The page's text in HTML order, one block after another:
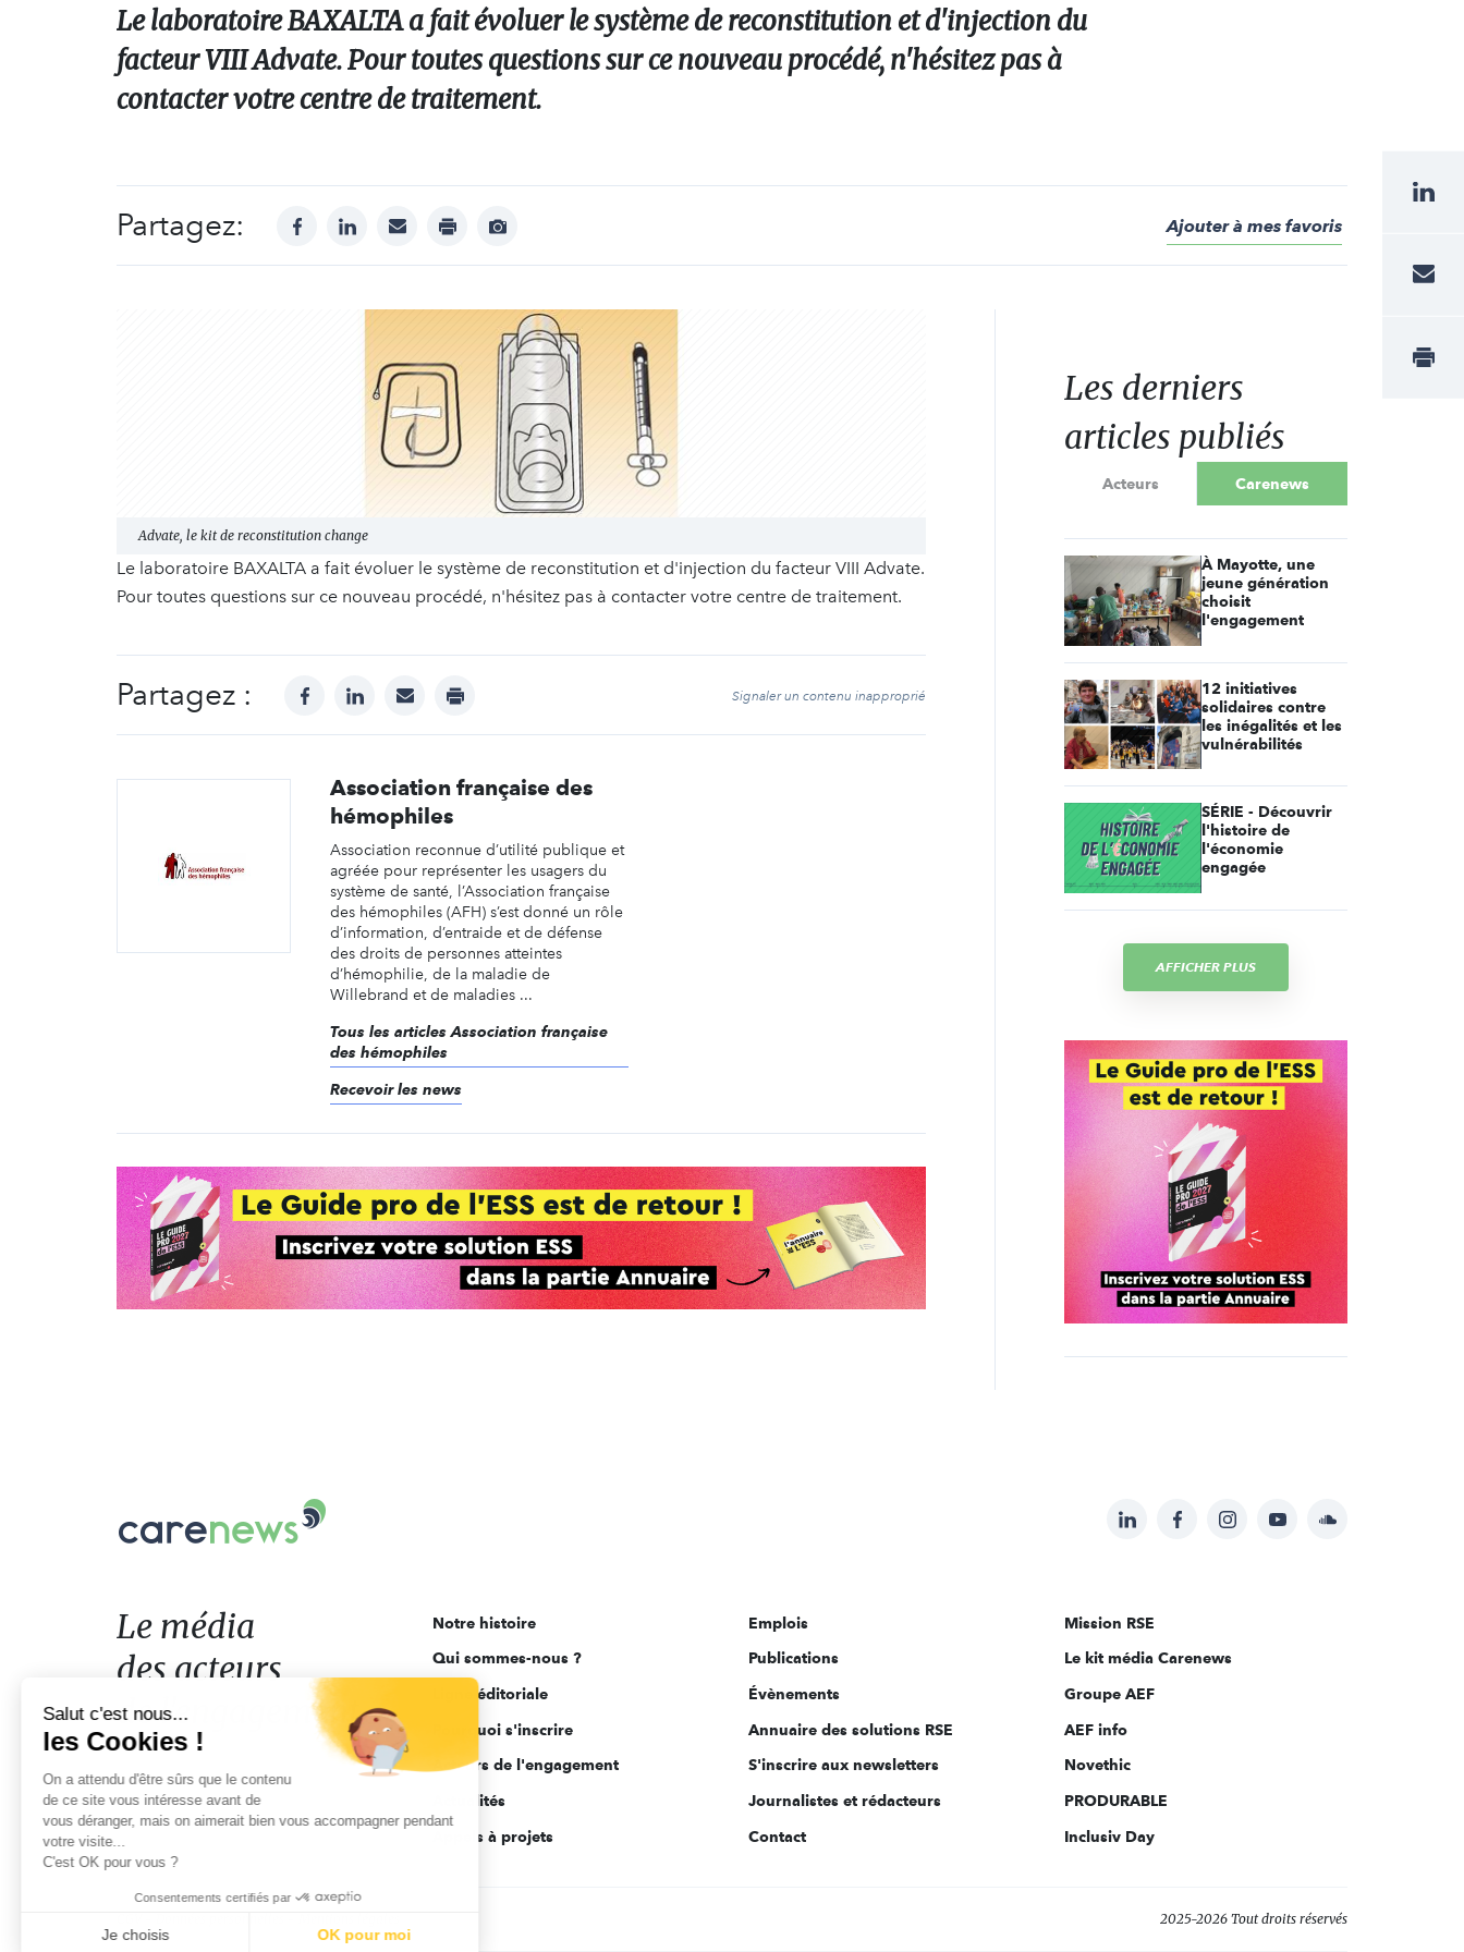
Le laboratoire BAXALTA a fait évoluer le système de reconstitution et d'injection du
facteur VIII Advate. Pour toutes questions sur ce nouveau procédé, n'hésitez pas à
contacter votre centre de traitement.
Partagez: facebooklinkedinmail print
Afficher
Ajouter à mes favoris
Advate, le kit de reconstitution change
Le laboratoire BAXALTA a fait évoluer le système de reconstitution et d'injection du facteur VIII Advate.
Pour toutes questions sur ce nouveau procédé, n'hésitez pas à contacter votre centre de traitement.
Partagez : facebooklinkedinmail print Signaler un contenu inapproprié
Association française des
hémophiles
Association reconnue d’utilité publique et
agréée pour représenter les usagers du
système de santé, l’Association française
des hémophiles (AFH) s’est donné un rôle
d’information, d’entraide et de défense
des droits de personnes atteintes
d’hémophilie, de la maladie de
Willebrand et de maladies ...
Tous les articles Association française
des hémophiles
Recevoir les news
Les derniers
articles publiés
Acteurs Carenews
À Mayotte, une
jeune génération
choisit
l'engagement
12 initiatives
solidaires contre
les inégalités et les
vulnérabilités
SÉRIE - Découvrir
l'histoire de
l'économie
engagée
AFFICHER PLUS
Suivez-
sur:
LinkedInFacebookInstagramYouTubeSoundcloud
Le
acteurs
de
l'engagement
Le média
des acteurs
de l'engagement
Notre histoire
Qui sommes-nous ?
Ligne éditoriale
Pourquoi s'inscrire
Acteurs de l'engagement
Actualités
Appels à projets
Emplois
Publications
Évènements
Annuaire des solutions RSE
S'inscrire aux newsletters
Journalistes et rédacteurs
Contact
Mission RSE
Le kit média Carenews
Groupe AEF
AEF info
Novethic
PRODURABLE
Inclusiv Day
2025-2026 Tout droits réservés
Salut c'est nous...
les Cookies !
On a attendu d'être sûrs que le contenu
de ce site vous intéresse avant de
vous déranger, mais on aimerait bien vous accompagner pendant
votre visite...
C'est OK pour vous ?
Consentements certifiés par
Je choisis OK pour moi